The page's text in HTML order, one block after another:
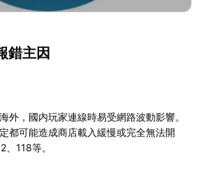
錯主因
外，國内玩家連線時易受網路波動影響。
都可能造成商店載入緩慢或完全無法開
118等。